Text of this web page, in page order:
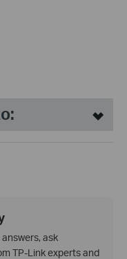
ask
TP-Link experts and